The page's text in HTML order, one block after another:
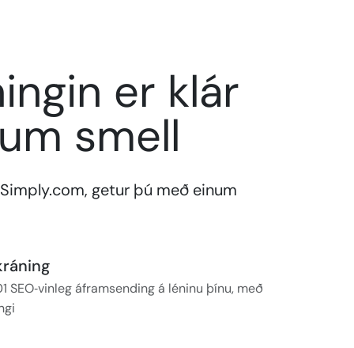
er klár
smell
getur þú með einum
SEO‑vinleg áframsending á léninu þínu, með